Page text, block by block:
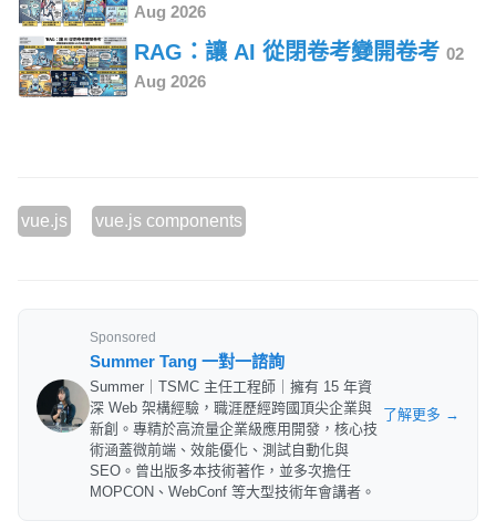
Aug 2026
RAG：讓 AI 從閉卷考變開卷考 02
Aug 2026
vue.js vue.js components
Sponsored
Summer Tang 一對一諮詢
Summer｜TSMC 主任工程師｜擁有 15 年資
深 Web 架構經驗，職涯歷經跨國頂尖企業與
新創。專精於高流量企業級應用開發，核心技
術涵蓋微前端、效能優化、測試自動化與
SEO。曾出版多本技術著作，並多次擔任
MOPCON、WebConf 等大型技術年會講者。
了解更多 →